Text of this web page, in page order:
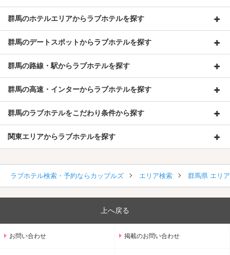
群馬のホテルエリアからラブホテルを探す
群馬のデートスポットからラブホテルを探す
群馬の路線・駅からラブホテルを探す
群馬の高速・インターからラブホテルを探す
群馬のラブホテルをこだわり条件から探す
関東エリアからラブホテルを探す
ラブホテル検索・予約ならカップルズ エリア検索 群馬県 エリ
上へ戻る
お問い合わせ 掲載のお問い合わせ